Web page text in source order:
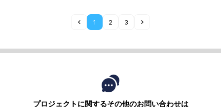
1 2 3
プロジェクトに関するその他のお問い合わせは